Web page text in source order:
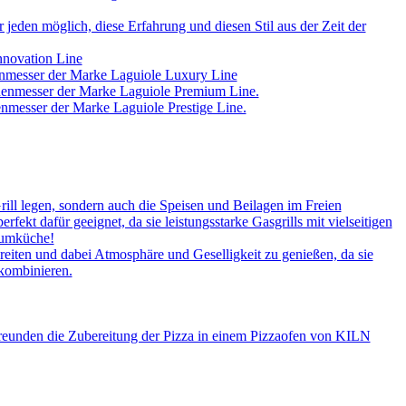
möglich, diese Erfahrung und diesen Stil aus der Zeit der
Line
der Marke Laguiole Luxury Line
der Marke Laguiole Premium Line.
der Marke Laguiole Prestige Line.
legen, sondern auch die Speisen und Beilagen im Freien
dafür geeignet, da sie leistungsstarke Gasgrills mit vielseitigen
und dabei Atmosphäre und Geselligkeit zu genießen, da sie
die Zubereitung der Pizza in einem Pizzaofen von KILN